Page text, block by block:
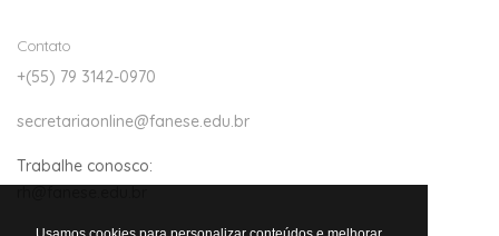
Contato
+(55) 79 3142-0970
secretariaonline@fanese.edu.br
Trabalhe conosco: